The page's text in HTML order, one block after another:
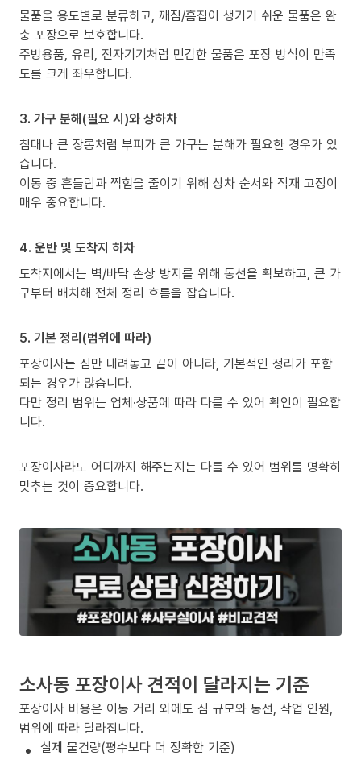
물품을 용도별로 분류하고, 깨짐/흠집이 생기기 쉬운 물품은 완
충 포장으로 보호합니다.
주방용품, 유리, 전자기기처럼 민감한 물품은 포장 방식이 만족
도를 크게 좌우합니다.
3. 가구 분해(필요 시)와 상하차
침대나 큰 장롱처럼 부피가 큰 가구는 분해가 필요한 경우가 있
습니다.
이동 중 흔들림과 찍힘을 줄이기 위해 상차 순서와 적재 고정이
매우 중요합니다.
4. 운반 및 도착지 하차
도착지에서는 벽/바닥 손상 방지를 위해 동선을 확보하고, 큰 가
구부터 배치해 전체 정리 흐름을 잡습니다.
5. 기본 정리(범위에 따라)
포장이사는 짐만 내려놓고 끝이 아니라, 기본적인 정리가 포함
되는 경우가 많습니다.
다만 정리 범위는 업체·상품에 따라 다를 수 있어 확인이 필요합
니다.
포장이사라도 어디까지 해주는지는 다를 수 있어 범위를 명확히
맞추는 것이 중요합니다.
소사동 포장이사 견적이 달라지는 기준
포장이사 비용은 이동 거리 외에도 짐 규모와 동선, 작업 인원,
범위에 따라 달라집니다.
실제 물건량(평수보다 더 정확한 기준)